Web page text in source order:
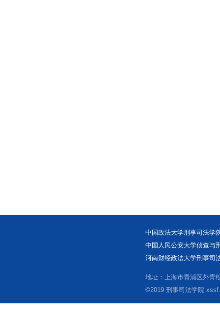
中国政法大学刑事司法学
中国人民公安大学侦查与
河南财经政法大学刑事司
地址：上海市青浦区外
©2019 刑事司法学院